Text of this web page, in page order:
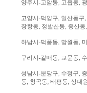
양주시-고암동, 고읍동,
고양시-덕양구, 일산동구
장항동, 정발산동, 중산
하남시-덕풍동, 망월동,
구리시-갈매동, 교문동,
성남시-분당구, 수정구,
동, 창곡동, 태평동, 상대